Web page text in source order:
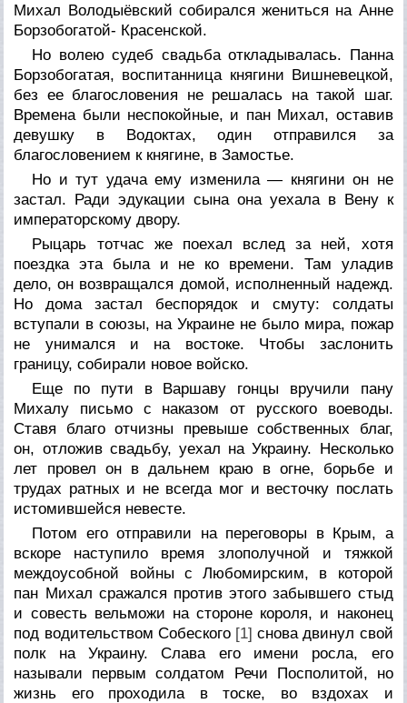
Михал Володыёвский собирался жениться на Анне
Борзобогатой- Красенской.
Но волею судеб свадьба откладывалась. Панна
Борзобогатая, воспитанница княгини Вишневецкой,
без ее благословения не решалась на такой шаг.
Времена были неспокойные, и пан Михал, оставив
девушку в Водоктах, один отправился за
благословением к княгине, в Замостье.
Но и тут удача ему изменила — княгини он не
застал. Ради эдукации сына она уехала в Вену к
императорскому двору.
Рыцарь тотчас же поехал вслед за ней, хотя
поездка эта была и не ко времени. Там уладив
дело, он возвращался домой, исполненный надежд.
Но дома застал беспорядок и смуту: солдаты
вступали в союзы, на Украине не было мира, пожар
не унимался и на востоке. Чтобы заслонить
границу, собирали новое войско.
Еще по пути в Варшаву гонцы вручили пану
Михалу письмо с наказом от русского воеводы.
Ставя благо отчизны превыше собственных благ,
он, отложив свадьбу, уехал на Украину. Несколько
лет провел он в дальнем краю в огне, борьбе и
трудах ратных и не всегда мог и весточку послать
истомившейся невесте.
Потом его отправили на переговоры в Крым, а
вскоре наступило время злополучной и тяжкой
междоусобной войны с Любомирским, в которой
пан Михал сражался против этого забывшего стыд
и совесть вельможи на стороне короля, и наконец
под водительством Собеского [1] снова двинул свой
полк на Украину. Слава его имени росла, его
называли первым солдатом Речи Посполитой, но
жизнь его проходила в тоске, во вздохах и